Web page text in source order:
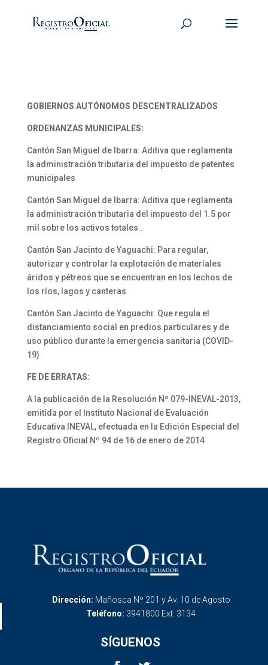
GOBIERNOS AUTÓNOMOS DESCENTRALIZADOS
ORDENANZAS MUNICIPALES:
Cantón San Miguel de Ibarra: Aditiva que reglamenta
la administración tributaria del impuesto de patentes
municipales
Cantón San Miguel de Ibarra: Aditiva que reglamenta
la administración tributaria del impuesto del 1.5 por
mil sobre los activos totales..
Cantón San Jacinto de Yaguachi: Para regular,
autorizar y controlar la explotación de materiales
áridos y pétreos que se encuentran en los lechos de
los ríos, lagos y canteras
Cantón San Jacinto de Yaguachi: Que regula el
distanciamiento social en predios particulares y de
uso público durante la emergencia sanitaria (COVID-
19)
FE DE ERRATAS:
A la publicación de la Resolución Nº 079-INEVAL-2013,
emitida por el Instituto Nacional de Evaluación
Educativa INEVAL, efectuada en la Edición Especial del
Registro Oficial Nº 94 de 16 de enero de 2014
Dirección: Mañosca Nº 201 y Av. 10 de Agosto
Teléfono: 3941800 Ext. 3134
SÍGUENOS